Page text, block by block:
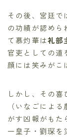
その後、宮廷
の功績が認めら
て慕灼華は礼部
官吏としての道
顔には笑みがこ
しかし、その
（いなごによ
がす凶報がもた
一皇子・劉琛を